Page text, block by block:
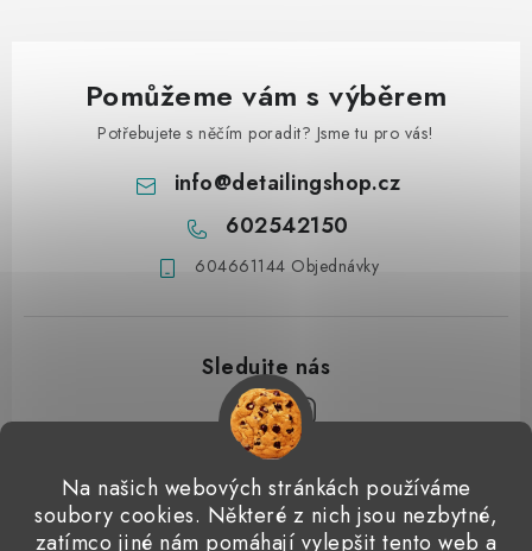
Na našich webových stránkách používáme
soubory cookies. Některé z nich jsou nezbytné,
zatímco jiné nám pomáhají vylepšit tento web a
Pomůžeme vám s výběrem
Potřebujete s něčím poradit? Jsme tu pro vás!
info@detailingshop.cz
602542150
604661144 Objednávky
Přijímáme online platby